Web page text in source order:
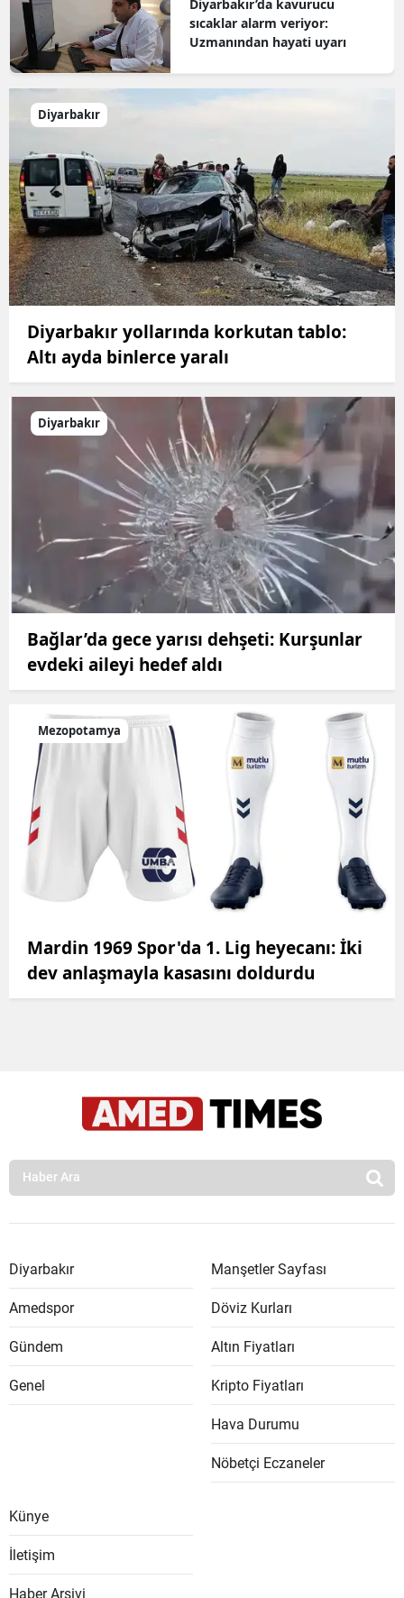
Diyarbakır’da kavurucu
sıcaklar alarm veriyor:
Uzmanından hayati uyarı
Diyarbakır
Diyarbakır yollarında korkutan tablo:
Altı ayda binlerce yaralı
Diyarbakır
Bağlar’da gece yarısı dehşeti: Kurşunlar
evdeki aileyi hedef aldı
Mezopotamya
Mardin 1969 Spor'da 1. Lig heyecanı: İki
dev anlaşmayla kasasını doldurdu
Diyarbakır
Amedspor
Gündem
Genel
Manşetler Sayfası
Döviz Kurları
Altın Fiyatları
Kripto Fiyatları
Hava Durumu
Nöbetçi Eczaneler
Künye
İletişim
Haber Arşivi